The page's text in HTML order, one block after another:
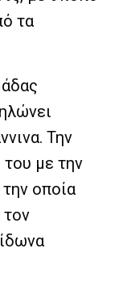
τα
Την
του με την
οποία
τον